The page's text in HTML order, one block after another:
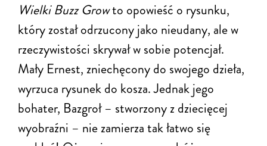
Wielki Buzz Growto opowieść o rysunku,
który został odrzucony jako nieudany, ale w
rzeczywistości skrywał w sobie potencjał.
Mały Ernest, zniechęcony do swojego dzieła,
wyrzuca rysunek do kosza. Jednak jego
bohater, Bazgroł – stworzony z dziecięcej
wyobraźni – nie zamierza tak łatwo się